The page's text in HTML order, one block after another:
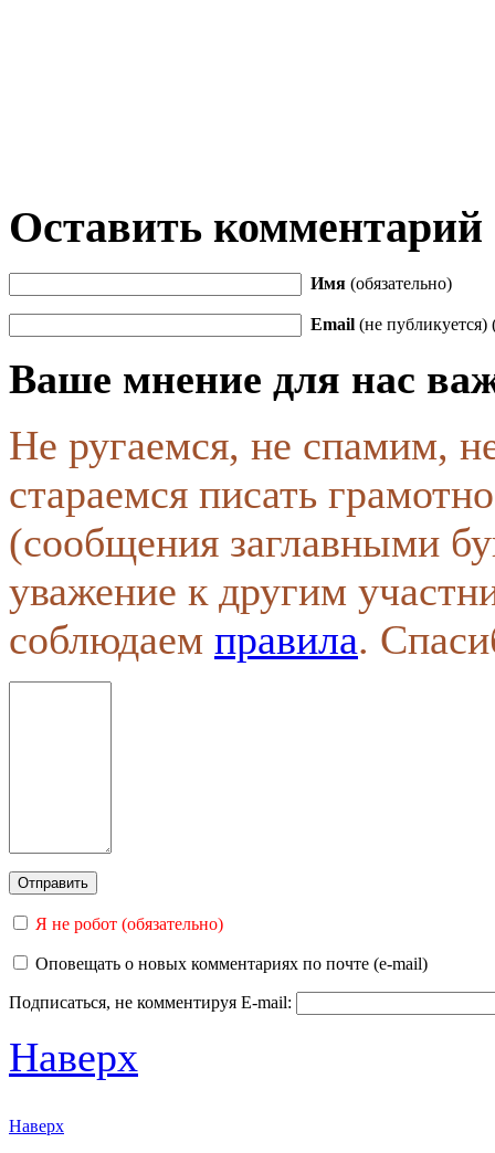
Оставить комментарий
Имя (обязательно)
Email (не публикуется)
Ваше мнение для нас
Не ругаемся, не спамим,
стараемся писать
(сообщения заглавными
уважение к другим
соблюдаем правила.
Я не робот (обязательно)
Оповещать о новых комментариях по почте (e-mail)
Подписаться, не комментируя E-mail:
Наверх
Наверх